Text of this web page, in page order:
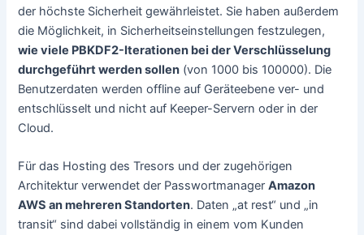
der höchste Sicherheit gewährleistet. Sie haben außerdem
die Möglichkeit, in Sicherheitseinstellungen festzulegen,
wie viele PBKDF2-Iterationen bei der Verschlüsselung
durchgeführt werden sollen (von 1000 bis 100000). Die
Benutzerdaten werden offline auf Geräteebene ver- und
entschlüsselt und nicht auf Keeper-Servern oder in der
Cloud.
Für das Hosting des Tresors und der zugehörigen
Architektur verwendet der PasswortmanagerAmazon
AWS an mehreren Standorten. Daten „at rest“ und „in
transit“ sind dabei vollständig in einem vom Kunden